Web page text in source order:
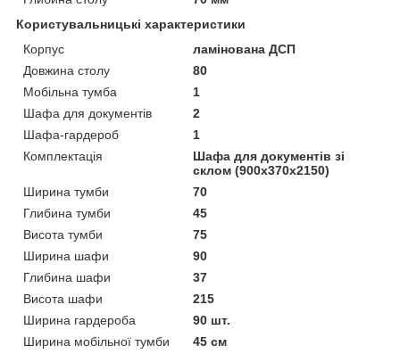
Користувальницькі характеристики
Корпус
ламінована ДСП
Довжина столу
80
Мобільна тумба
1
Шафа для документів
2
Шафа-гардероб
1
Комплектація
Шафа для документів зі
склом (900х370х2150)
Ширина тумби
70
Глибина тумби
45
Висота тумби
75
Ширина шафи
90
Глибина шафи
37
Висота шафи
215
Ширина гардероба
90 шт.
Ширина мобільної тумби
45 см